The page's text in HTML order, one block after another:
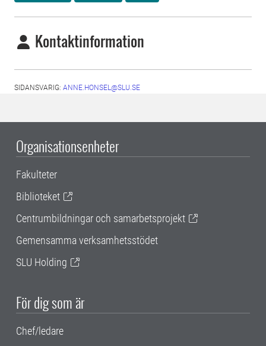
Kontaktinformation
SIDANSVARIG: ANNE.HONSEL@SLU.SE
Organisationsenheter
Fakulteter
Biblioteket
Centrumbildningar och samarbetsprojekt
Gemensamma verksamhetsstödet
SLU Holding
För dig som är
Chef/ledare